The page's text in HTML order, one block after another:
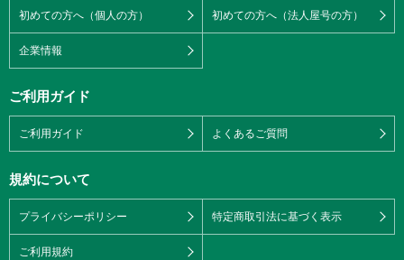
初めての方へ（個人の方） 初めての方へ（法人屋号の方）
企業情報
ご利用ガイド
ご利用ガイド よくあるご質問
規約について
プライバシーポリシー 特定商取引法に基づく表示
ご利用規約